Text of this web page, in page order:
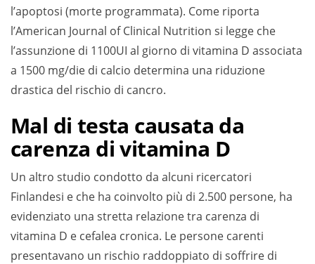
l’apoptosi (morte programmata). Come riporta
l’American Journal of Clinical Nutrition si legge che
l’assunzione di 1100UI al giorno di vitamina D associata
a 1500 mg/die di calcio determina una riduzione
drastica del rischio di cancro.
Mal di testa causata da
carenza di vitamina D
Un altro studio condotto da alcuni ricercatori
Finlandesi e che ha coinvolto più di 2.500 persone, ha
evidenziato una stretta relazione tra carenza di
vitamina D e cefalea cronica. Le persone carenti
presentavano un rischio raddoppiato di soffrire di